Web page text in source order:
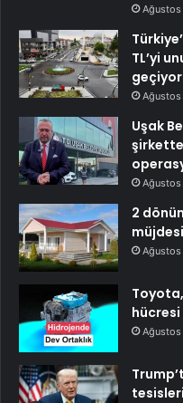
TL’yi
geçiyor
Uşak
şirkette
2
hücresi